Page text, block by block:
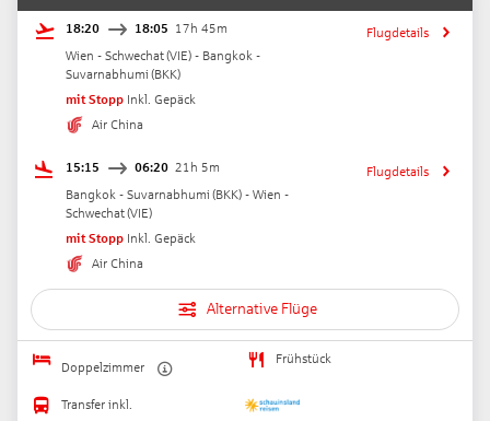
18:20 18:05 17h 45m
Wien - Schwechat(VIE) - Bangkok -
Suvarnabhumi (BKK)
mit Stopp Inkl. Gepäck
Air China
Flugdetails
15:15 06:20 21h 5m
Bangkok - Suvarnabhumi (BKK) - Wien -
Schwechat(VIE)
mit Stopp Inkl. Gepäck
Air China
Flugdetails
Alternative Flüge
Doppelzimmer
Frühstück
Transfer inkl.